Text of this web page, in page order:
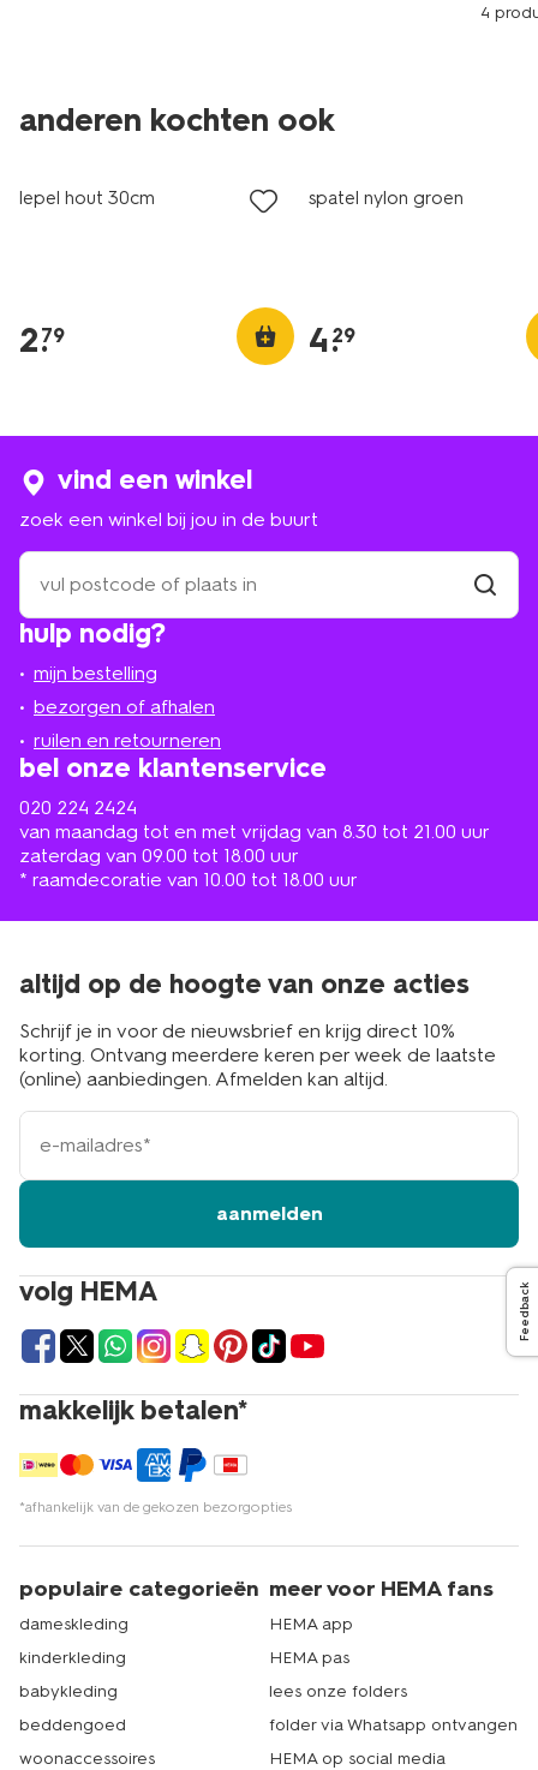
4
anderen kochten ook
lepel hout 30cm
2.
79
spatel nylon groen
4.
29
hulp nodig?
mijn bestelling
bezorgen of afhalen
ruilen en retourneren
bel onze klantenservice
020 224 2424
van maandag tot en met vrijdag van 8.30 tot 21.00 uur
zaterdag van 09.00 tot 18.00 uur
* raamdecoratie van 10.00 tot 18.00 uur
vind een winkel
zoek een winkel bij jou in de buurt
zoek
een
winkel
bij
in
de
buurt
volg HEMA
makkelijk betalen*
*afhankelijk van de gekozen bezorgopties
altijd op de hoogte van onze acties
Schrijf je in voor de nieuwsbrief en krijg direct 10%
korting. Ontvang meerdere keren per week de laatste
(online) aanbiedingen. Afmelden kan altijd.
e-
mailadres
aanmelden
populaire categorieën
dameskleding
kinderkleding
babykleding
beddengoed
woonaccessoires
meer voor HEMA fans
HEMA app
HEMA pas
lees onze folders
folder via Whatsapp ontvangen
HEMA op social media
Feedback